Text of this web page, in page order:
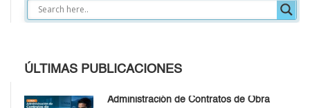
ÚLTIMAS PUBLICACIONES
Administración de Contratos de Obra